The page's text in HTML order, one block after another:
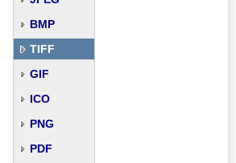
BMP
TIFF
GIF
ICO
PNG
PDF